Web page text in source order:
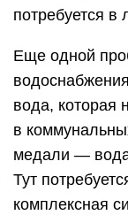
потребуется
Еще одной
вода, которая
в
медали —
Тут
комплексная